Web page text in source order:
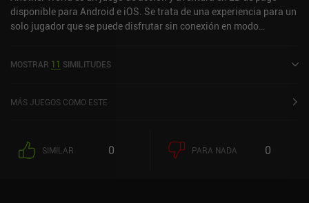
disponible para Android e iOS. Se trata de una experiencia para un
solo jugador que se puede disfrutar sin conexión en modo
de 4,2 sobre 5,0 en la App Store de iOS.
MOSTRAR 11 SIMILITUDES
MÁS JUEGOS COMO ESTE
SIMILAR 0 PARA NADA 0